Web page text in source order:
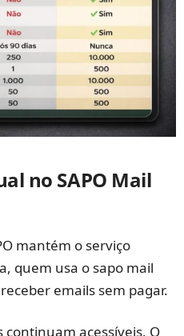
no SAPO Mail
mantém o serviço
quem usa o sapo mail
emails sem pagar.
continuam acessíveis. O